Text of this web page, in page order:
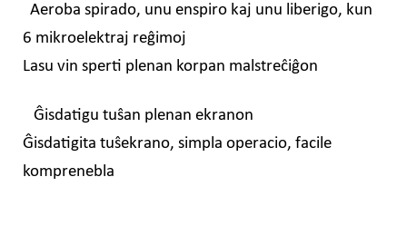
Aeroba spirado, unu enspiro kaj unu liberigo, kun
6 mikroelektraj reĝimoj
Lasu vin sperti plenan korpan malstreĉiĝon
Ĝisdatigu tuŝan plenan ekranon
Ĝisdatigita tuŝekrano, simpla operacio, facile
komprenebla